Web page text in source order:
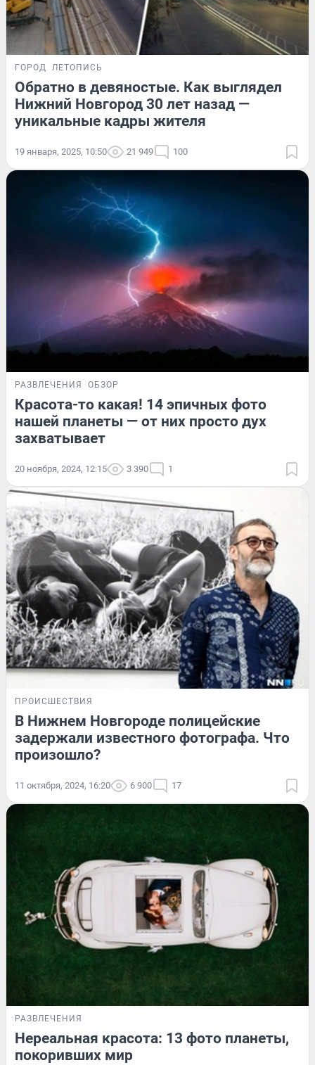
ГОРОД ЛЕТОПИСЬ
Обратно в девяностые. Как выглядел
Нижний Новгород 30 лет назад —
уникальные кадры жителя
19 января, 2025, 10:50 21 949 100
РАЗВЛЕЧЕНИЯ ОБЗОР
Красота-то какая! 14 эпичных фото
нашей планеты — от них просто дух
захватывает
20 ноября, 2024, 12:15 3 390 1
ПРОИСШЕСТВИЯ
В Нижнем Новгороде полицейские
задержали известного фотографа. Что
произошло?
11 октября, 2024, 16:20 6 900 17
РАЗВЛЕЧЕНИЯ
Нереальная красота: 13 фото планеты,
покоривших мир